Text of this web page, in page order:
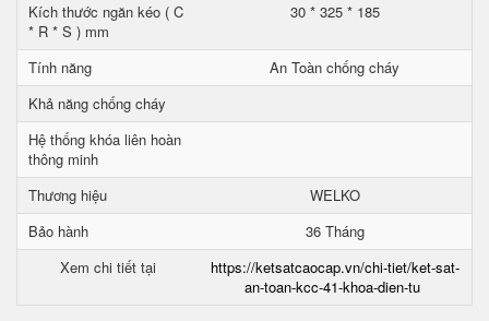
Kích thước ngăn kéo ( C
* R * S ) mm
30 * 325 * 185
Tính năng
An Toàn chống cháy
Khả năng chống cháy
Hệ thống khóa liên hoàn
thông minh
Thương hiệu
WELKO
Bảo hành
36 Tháng
Xem chi tiết tại
https://ketsatcaocap.vn/chi-tiet/ket-sat-
an-toan-kcc-41-khoa-dien-tu